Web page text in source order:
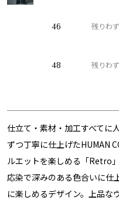
46 残りわ
48 残りわ
仕立て・素材・加工すべてに
ずつ丁寧に仕上げたHUMAN
ルエットを楽しめる「Retro
応染で深みのある色合いに仕
に楽しめるデザイン。上品な